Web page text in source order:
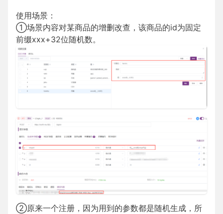
使用场景：
①场景内容对某商品的增删改查，该商品的id为固定
前缀xxx+32位随机数。
②原来一个注册，因为用到的参数都是随机生成，所